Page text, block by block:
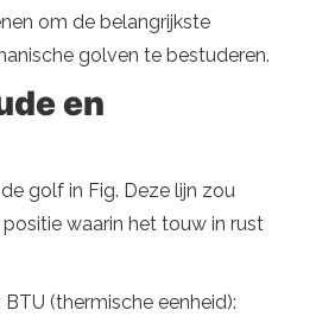
om de belangrijkste
golven te bestuderen.
en
golf in Fig. Deze lijn zou
waarin het touw in rust
BTU (thermische eenheid):